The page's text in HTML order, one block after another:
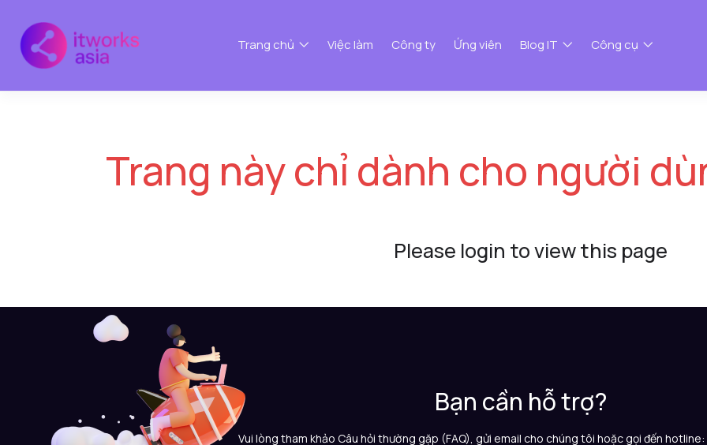
Trang chủ Việc làm Công ty Ứng viên Blog IT Công cụ
Trang này chỉ dành cho người
Please login to view this page
Bạn cần hỗ trợ?
Vui lòng tham khảo Câu hỏi thường gặp (FAQ), gửi email cho chúng tôi hoặc gọi đến